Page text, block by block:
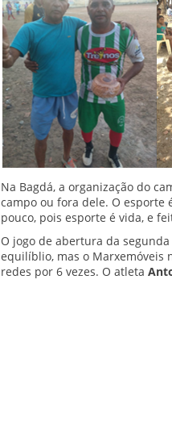
Na Bagdá, a organização do
campo ou fora dele. O esporte
pouco, pois esporte é vida, e
O jogo de abertura da
equilíblio, mas o Marxemóveis
redes por 6 vezes. O atleta